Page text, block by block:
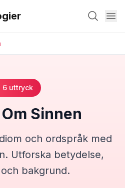
6uttryck
Sinnen
och ordspråk med
. Utforska betydelse,
bakgrund.